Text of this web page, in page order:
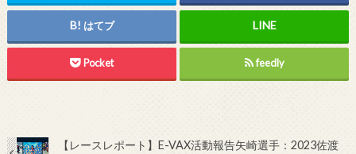
はてブ
Pocket feedly
【レースレポート】E-VAX活動報告矢崎選手：2023佐渡